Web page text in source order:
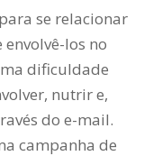
se relacionar
los no
dificuldade
nutrir e,
do e-mail.
campanha de